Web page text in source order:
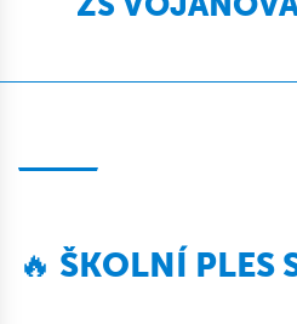
🔥 ŠKOLNÍ PLES